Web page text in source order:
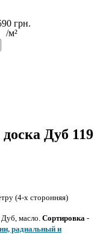
грн.
/м²
Дуб 119
(4-х сторонняя)
Дуб, масло. Сортировка -
радиальный и